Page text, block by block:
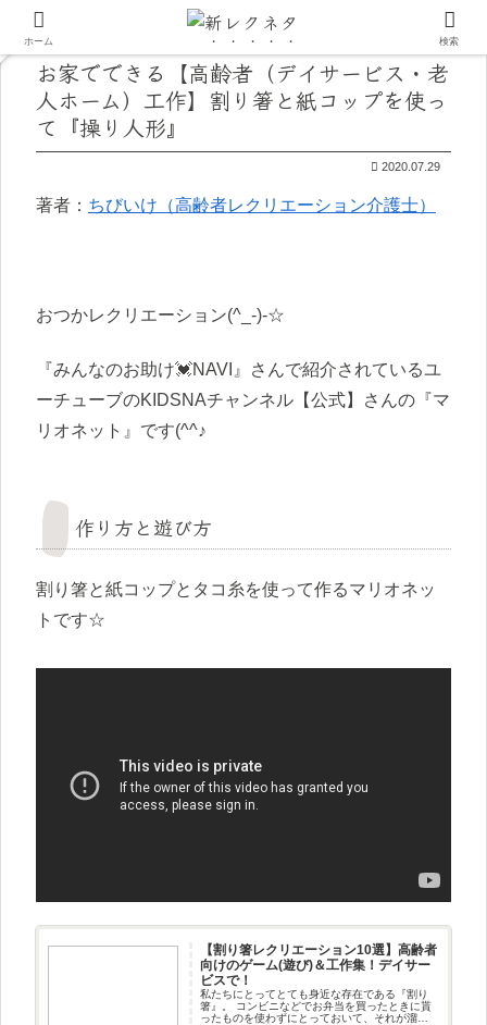
お家でできる【高齢者（デイサービス・老
人ホーム）工作】割り箸と紙コップを使っ
て『操り人形』
2020.07.29
著者： ちびいけ（高齢者レクリエーション介護士）
おつかレクリエーション(^_-)-☆
『みんなのお助け💓NAVI』さんで紹介されているユ
ーチューブのKIDSNAチャンネル【公式】さんの『マ
リオネット』です(^^♪
作り方と遊び方
割り箸と紙コップとタコ糸を使って作るマリオネッ
トです☆
【割り箸レクリエーション10選】高齢者
向けのゲーム(遊び)＆工作集！デイサー
ビスで！
私たちにとってとても身近な存在である『割り
箸』。 コンビニなどでお弁当を買ったときに貰
ったものを使わずにとっておいて、それが溜ま
ホーム 検索